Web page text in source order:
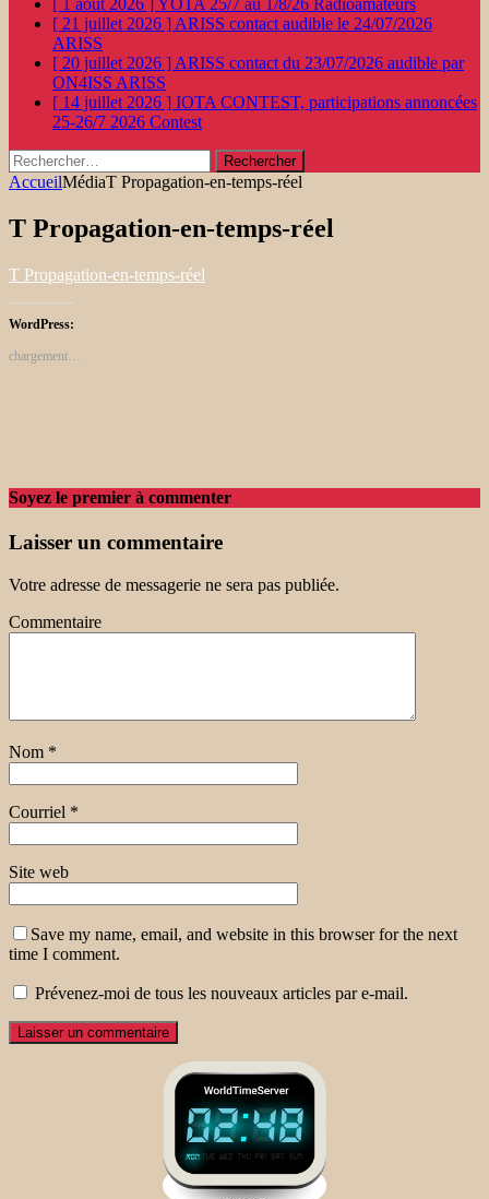
[ 1 août 2026 ] YOTA 25/7 au 1/8/26 Radioamateurs
[ 21 juillet 2026 ] ARISS contact audible le 24/07/2026
ARISS
[ 20 juillet 2026 ] ARISS contact du 23/07/2026 audible par
ON4ISS ARISS
[ 14 juillet 2026 ] IOTA CONTEST, participations annoncées
25-26/7 2026 Contest
Rechercher :
AccueilMédiaT Propagation-en-temps-réel
T Propagation-en-temps-réel
T Propagation-en-temps-réel
WordPress:
chargement…
Soyez le premier à commenter
Laisser un commentaire
Votre adresse de messagerie ne sera pas publiée.
Commentaire
Nom *
Courriel *
Site web
Save my name, email, and website in this browser for the next
time I comment.
Prévenez-moi de tous les nouveaux articles par e-mail.